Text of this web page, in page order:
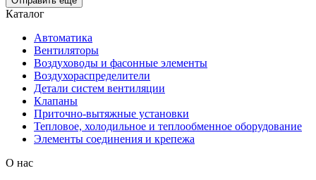
Каталог
Автоматика
Вентиляторы
Воздуховоды и фасонные элементы
Воздухораспределители
Детали систем вентиляции
Клапаны
Приточно-вытяжные установки
Тепловое, холодильное и теплообменное оборудование
Элементы соединения и крепежа
О нас